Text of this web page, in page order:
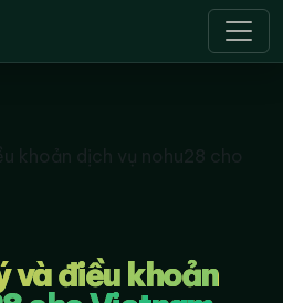
và điều khoản